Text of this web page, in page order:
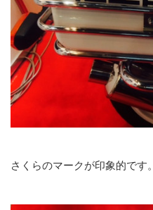
さくらのマークが印象的です。